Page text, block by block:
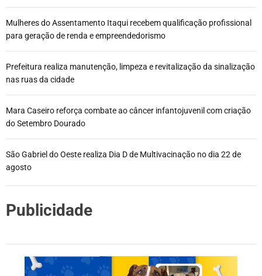
Mulheres do Assentamento Itaqui recebem qualificação profissional
para geração de renda e empreendedorismo
Prefeitura realiza manutenção, limpeza e revitalização da sinalização
nas ruas da cidade
Mara Caseiro reforça combate ao câncer infantojuvenil com criação
do Setembro Dourado
São Gabriel do Oeste realiza Dia D de Multivacinação no dia 22 de
agosto
Publicidade